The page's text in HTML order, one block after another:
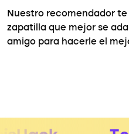
Nuestro recomendador
zapatilla que mejor se
amigo para hacerle el